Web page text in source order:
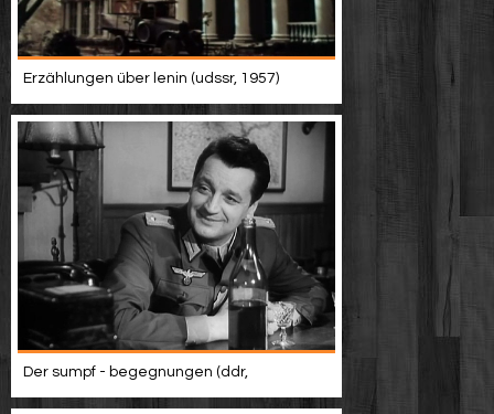
Erzählungen über lenin (udssr, 1957)
Der sumpf - begegnungen (ddr,